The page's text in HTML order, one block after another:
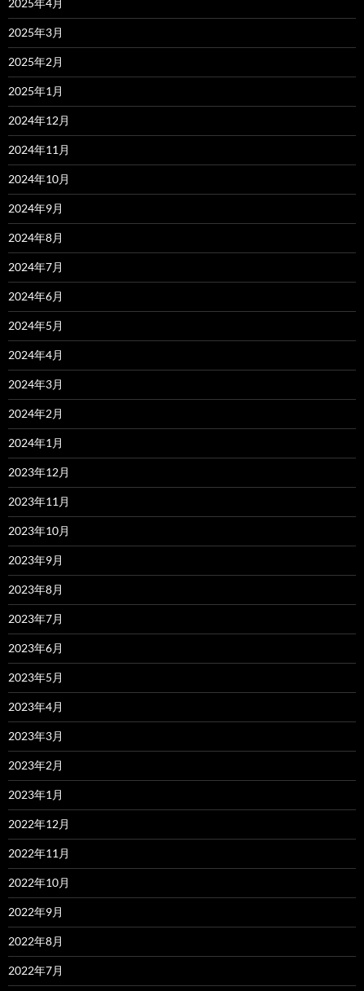
2025年3月
2025年2月
2025年1月
2024年12月
2024年11月
2024年10月
2024年9月
2024年8月
2024年7月
2024年6月
2024年5月
2024年4月
2024年3月
2024年2月
2024年1月
2023年12月
2023年11月
2023年10月
2023年9月
2023年8月
2023年7月
2023年6月
2023年5月
2023年4月
2023年3月
2023年2月
2023年1月
2022年12月
2022年11月
2022年10月
2022年9月
2022年8月
2022年7月